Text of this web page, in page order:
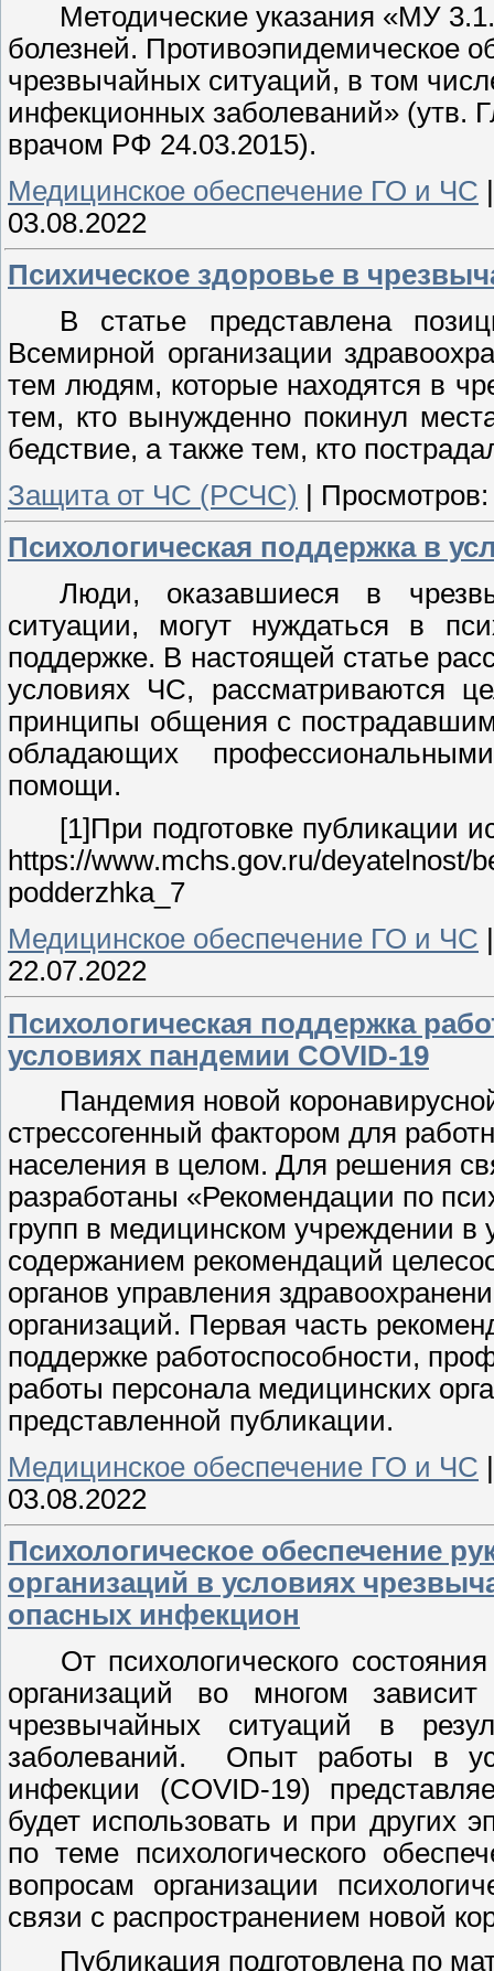
Методические указания «МУ
болезней. Противоэпидемическое
чрезвычайных ситуаций, в том
инфекционных заболеваний» (утв.
врачом РФ 24.03.2015).
Медицинское обеспечение ГО и ЧС
03.08.2022
Психическое здоровье в
В статье представлена
Всемирной организации
тем людям, которые находятся в
тем, кто вынужденно покинул
бедствие, а также тем, кто
Защита от ЧС (РСЧС) | Просмотров:
Психологическая поддержка в
Люди, оказавшиеся в
ситуации, могут нуждаться в
поддержке. В настоящей статье
условиях ЧС, рассматриваются
принципы общения с
обладающих
помощи.
[1]При подготовке публикации
https://www.mchs.gov.ru/deyatelnost/
podderzhka_7
Медицинское обеспечение ГО и ЧС
22.07.2022
Психологическая поддержка
условиях пандемии COVID-19
Пандемия новой
стрессогенный фактором для
населения в целом. Для решения
разработаны «Рекомендации по
групп в медицинском учреждении
содержанием рекомендаций
органов управления
организаций. Первая часть
поддержке работоспособности,
работы персонала медицинских
представленной публикации.
Медицинское обеспечение ГО и ЧС
03.08.2022
Психологическое обеспечение
организаций в условиях
опасных инфекцион
От психологического
организаций во многом
чрезвычайных ситуаций в
заболеваний. Опыт работы в
инфекции (COVID-19)
будет использовать и при других
по теме психологического
вопросам организации
связи с распространением новой
Публикация подготовлена по